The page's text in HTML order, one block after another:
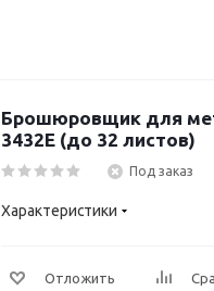
Брошюровщик для
3432E (до 32 листов)
Под заказ
Характеристики
Отложить